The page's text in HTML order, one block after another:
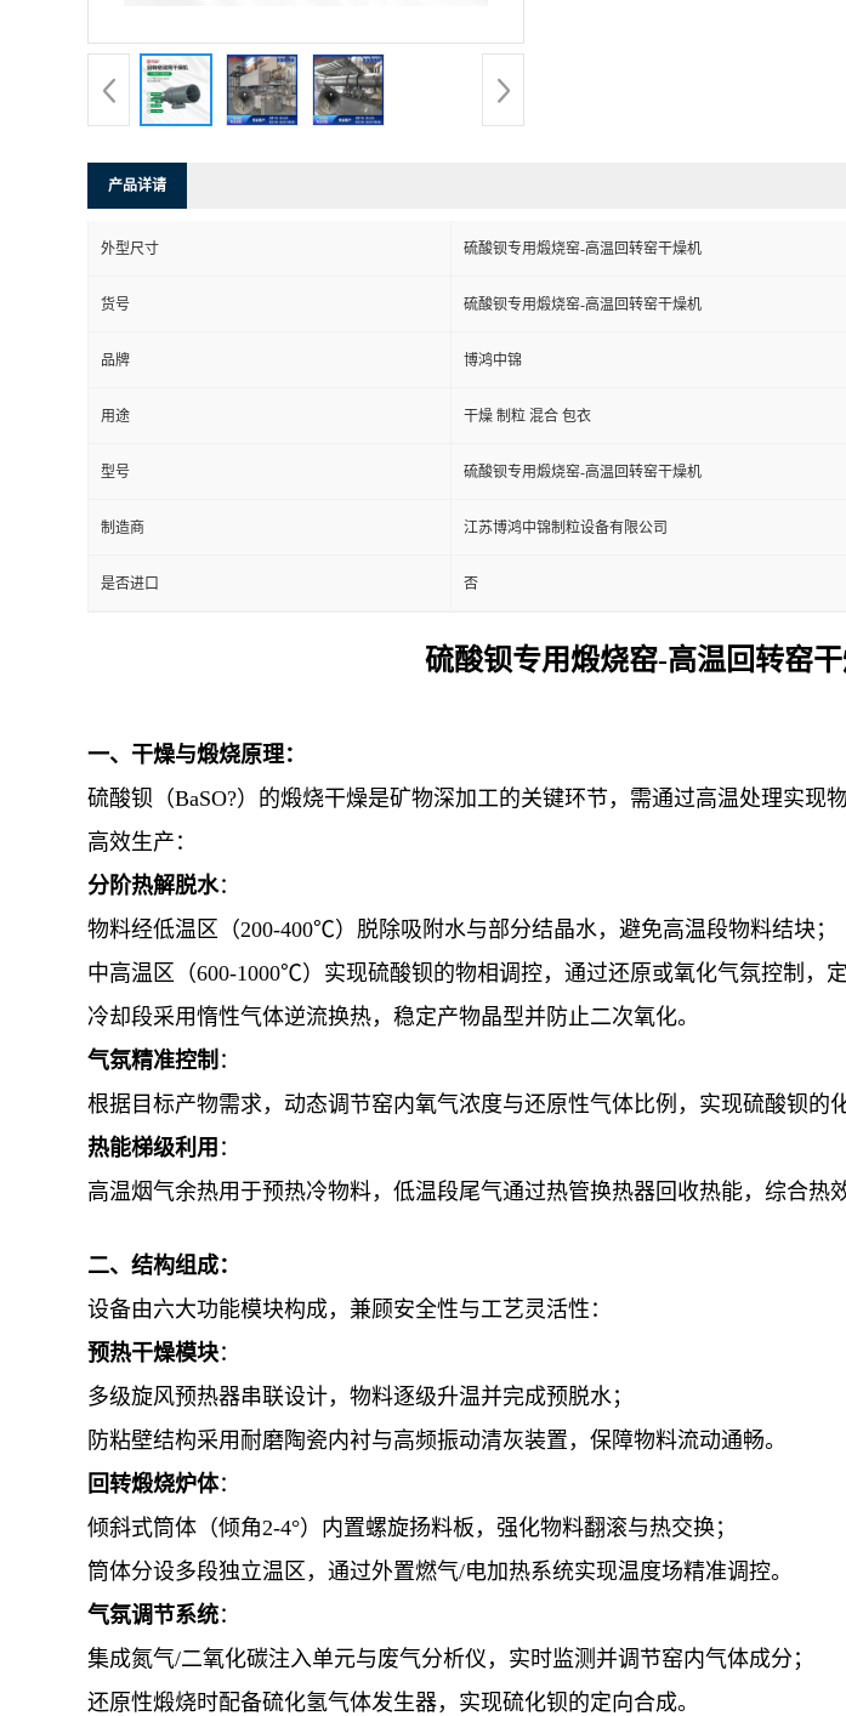
产品详请
外型尺寸 硫酸钡专用煅烧窑-高温回转窑干燥机
货号 硫酸钡专用煅烧窑-高温回转窑干燥机
品牌 博鸿中锦
用途 干燥 制粒 混合 包衣
型号 硫酸钡专用煅烧窑-高温回转窑干燥机
制造商 江苏博鸿中锦制粒设备有限公司
是否进口 否
硫酸钡专用煅烧窑-高温回转窑
一、干燥与煅烧原理：
硫酸钡（BaSO?）的煅烧干燥是矿物深加工的关键环节，需通过高温处理实
高效生产：
分阶热解脱水：
物料经低温区（200-400℃）脱除吸附水与部分结晶水，避免高温段物料结块；
中高温区（600-1000℃）实现硫酸钡的物相调控，通过还原或氧化气氛控制，
冷却段采用惰性气体逆流换热，稳定产物晶型并防止二次氧化。
气氛精准控制 ：
根据目标产物需求，动态调节窑内氧气浓度与还原性气体比例，实现硫酸钡的
热能梯级利用 ：
高温烟气余热用于预热冷物料，低温段尾气通过热管换热器回收热能，综合热
二、结构组成：
设备由六大功能模块构成，兼顾安全性与工艺灵活性：
预热干燥模块：
多级旋风预热器串联设计，物料逐级升温并完成预脱水；
防粘壁结构采用耐磨陶瓷内衬与高频振动清灰装置，保障物料流动通畅。
回转煅烧炉体：
倾斜式筒体（倾角2-4°）内置螺旋扬料板，强化物料翻滚与热交换；
筒体分设多段独立温区，通过外置燃气/电加热系统实现温度场精准调控。
气氛调节系统：
集成氮气/二氧化碳注入单元与废气分析仪，实时监测并调节窑内气体成分；
还原性煅烧时配备硫化氢气体发生器，实现硫化钡的定向合成。